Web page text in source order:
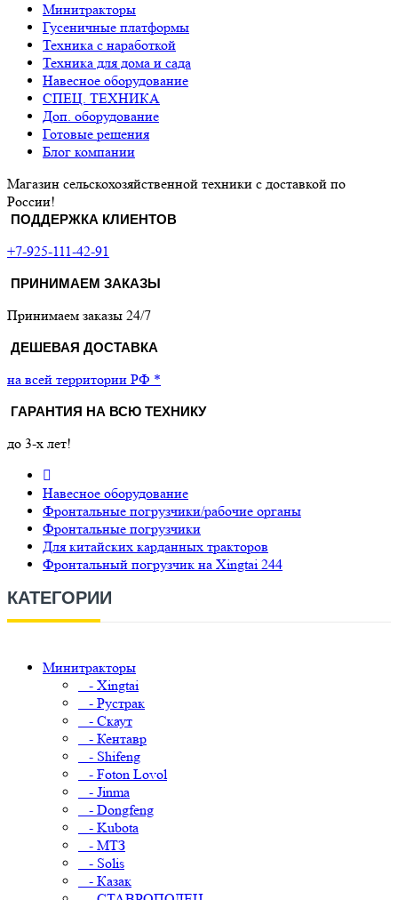
Минитракторы
Гусеничные платформы
Техника с наработкой
Техника для дома и сада
Навесное оборудование
СПЕЦ. ТЕХНИКА
Доп. оборудование
Готовые решения
Блог компании
Магазин сельскохозяйственной техники с доставкой по
России!
ПОДДЕРЖКА КЛИЕНТОВ
+7-925-111-42-91
ПРИНИМАЕМ ЗАКАЗЫ
Принимаем заказы 24/7
ДЕШЕВАЯ ДОСТАВКА
на всей территории РФ *
ГАРАНТИЯ НА ВСЮ ТЕХНИКУ
до 3-х лет!
Навесное оборудование
Фронтальные погрузчики/рабочие органы
Фронтальные погрузчики
Для китайских карданных тракторов
Фронтальный погрузчик на Xingtai 244
КАТЕГОРИИ
Минитракторы
- Xingtai
- Рустрак
- Скаут
- Кентавр
- Shifeng
- Foton Lovol
- Jinma
- Dongfeng
- Kubota
- МТЗ
- Solis
- Казак